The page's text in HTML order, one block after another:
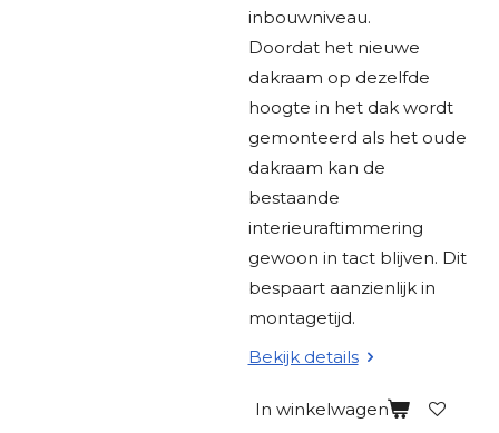
inbouwniveau.
Doordat het nieuwe
dakraam op dezelfde
hoogte in het dak wordt
gemonteerd als het oude
dakraam kan de
bestaande
interieuraftimmering
gewoon in tact blijven. Dit
bespaart aanzienlijk in
montagetijd.
Bekijk details
In winkelwagen